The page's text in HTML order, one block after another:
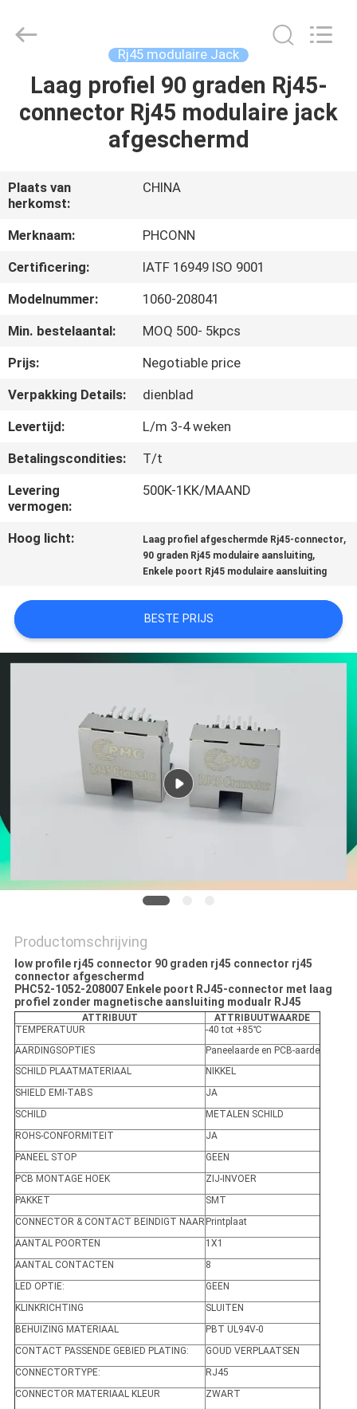
HUIS
PRODUCTEN
ONGEVEER
ONS
FABRIEKSREIS
CONTACTEER
ONS
SHOW
SITEMAP
POLICY
Reserved.
Rj45 modulaire Jack
Laag profiel 90 graden Rj45-
connector Rj45 modulaire jack
afgeschermd
Plaats van
herkomst:
CHINA
Merknaam:
PHCONN
Certificering:
IATF 16949 ISO 9001
Modelnummer:
1060-208041
Min. bestelaantal:
MOQ 500- 5kpcs
Prijs:
Negotiable price
Verpakking Details:
dienblad
Levertijd:
L/m 3-4 weken
Betalingscondities:
T/t
Levering
vermogen:
500K-1KK/MAAND
Hoog licht: Laag profiel afgeschermde Rj45-connector,
90 graden Rj45 modulaire aansluiting,
Enkele poort Rj45 modulaire aansluiting
BESTE PRIJS
Productomschrijving
low profile rj45 connector 90 graden rj45 connector rj45
connector afgeschermd
PHC52-1052-208007 Enkele poort RJ45-connector met laag
profiel zonder magnetische aansluiting modualr RJ45
ATTRIBUUT
ATTRIBUUTWAARDE
TEMPERATUUR
-40 tot +85℃
AARDINGSOPTIES
Paneelaarde en PCB-aarde
SCHILD PLAATMATERIAAL
NIKKEL
SHIELD EMI-TABS
JA
SCHILD
METALEN SCHILD
ROHS-CONFORMITEIT
JA
PANEEL STOP
GEEN
PCB MONTAGE HOEK
ZIJ-INVOER
PAKKET
SMT
CONNECTOR & CONTACT BEINDIGT NAAR Printplaat
AANTAL POORTEN
1X1
AANTAL CONTACTEN
8
LED OPTIE:
GEEN
KLINKRICHTING
SLUITEN
BEHUIZING MATERIAAL
PBT UL94V-0
CONTACT PASSENDE GEBIED PLATING:
GOUD VERPLAATSEN
CONNECTORTYPE:
RJ45
CONNECTOR MATERIAAL KLEUR
ZWART